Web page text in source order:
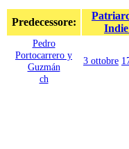
Predecessore:
Pedro
Portocarrero y
Guzmán
ch
3 ottobre